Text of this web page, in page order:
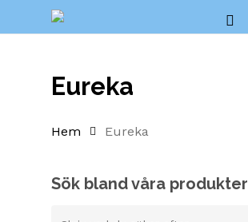
Cart
Eureka
Hem Eureka
Sök bland våra produkter